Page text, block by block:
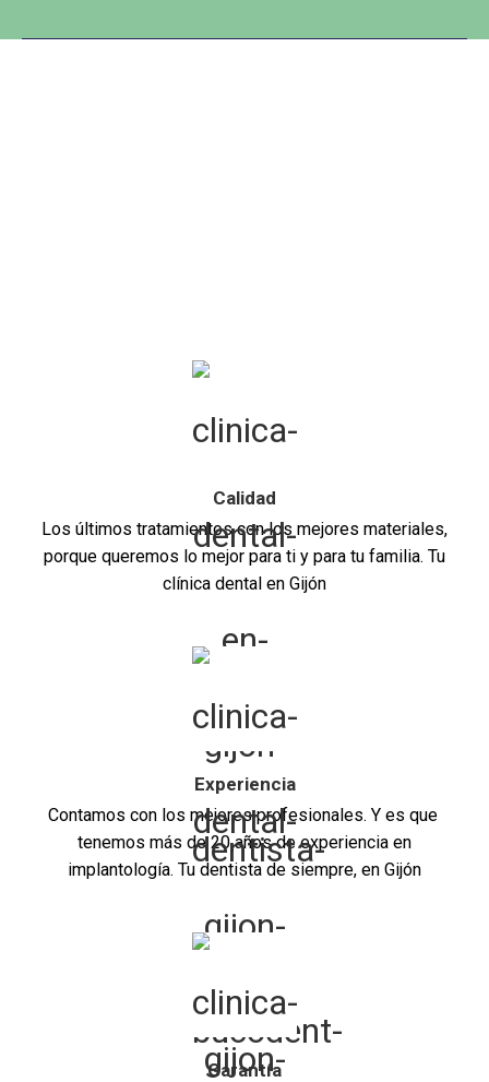
Calidad
Los últimos tratamientos con los mejores materiales,
porque queremos lo mejor para ti y para tu familia. Tu
clínica dental en Gijón
Experiencia
Contamos con los mejores profesionales. Y es que
tenemos más de 20 años de experiencia en
implantología. Tu dentista de siempre, en Gijón
Garantía